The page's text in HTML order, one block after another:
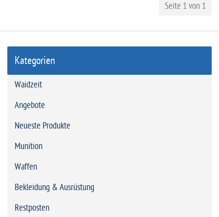
Seite 1 von 1
Kategorien
Waidzeit
Angebote
Neueste Produkte
Munition
Waffen
Bekleidung & Ausrüstung
Restposten